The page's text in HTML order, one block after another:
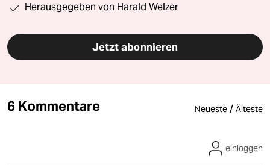
Herausgegeben von Harald Welzer
Jetzt abonnieren
6 Kommentare Neueste / Älteste
einloggen